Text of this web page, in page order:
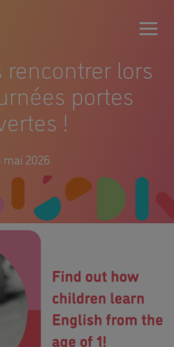
rencontrer lors
portes
!
mai 2026